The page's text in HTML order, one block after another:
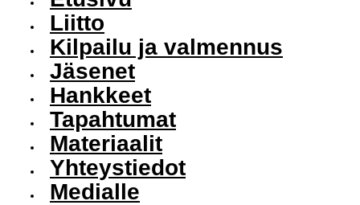
Liitto
Kilpailu ja valmennus
Jäsenet
Hankkeet
Tapahtumat
Materiaalit
Yhteystiedot
Medialle